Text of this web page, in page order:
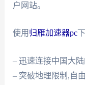
户网站。
使用 归雁加速器pc
– 迅速连接中国大
– 突破地理限制,自